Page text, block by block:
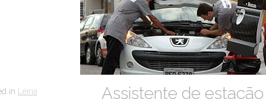
in Leiria
Assistente de